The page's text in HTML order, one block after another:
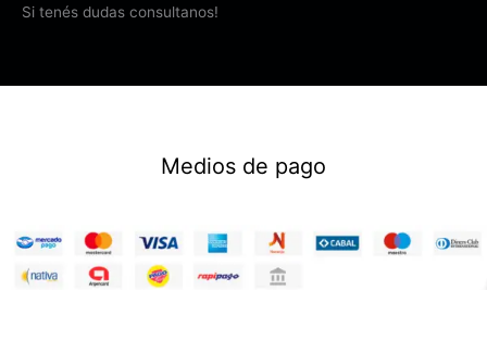
Si tenés dudas consultanos!
Medios de pago